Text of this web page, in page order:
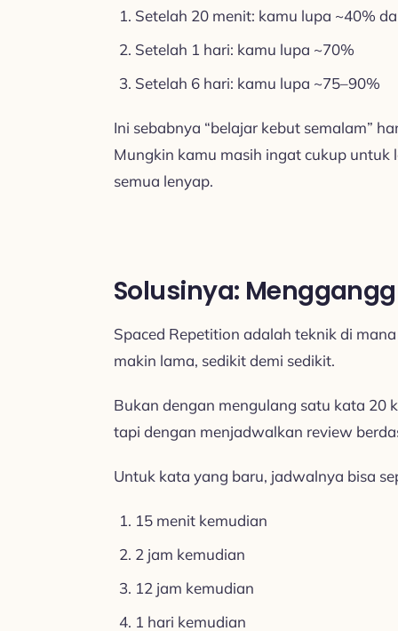
Setelah 20 menit: kamu lupa ~40%
Setelah 1 hari: kamu lupa ~70%
Setelah 6 hari: kamu lupa ~75–90%
Ini sebabnya “belajar kebut semalam”
Mungkin kamu masih ingat cukup
semua lenyap.
Solusinya:
Spaced Repetition adalah teknik di
makin lama, sedikit demi sedikit.
Bukan dengan mengulang satu kata 20
tapi dengan menjadwalkan review
Untuk kata yang baru, jadwalnya bisa
15 menit kemudian
2 jam kemudian
12 jam kemudian
1 hari kemudian